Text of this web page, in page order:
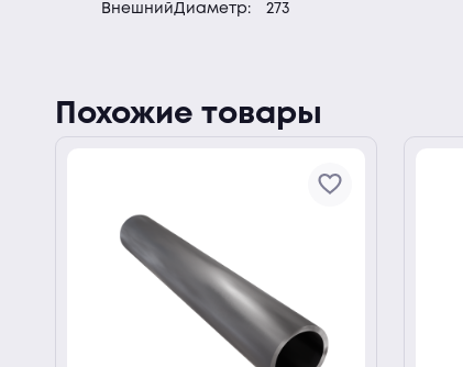
ВнешнийДиаметр:
273
Похожие товары